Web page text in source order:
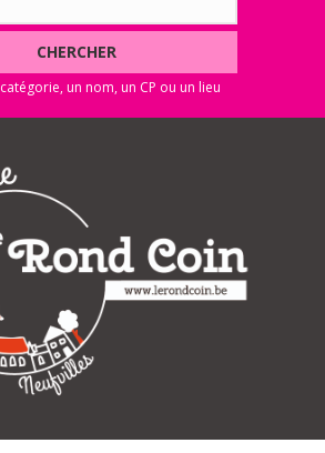
CHERCHER